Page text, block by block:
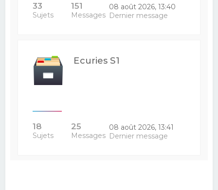
33
Sujets
151
Messages
08 août 2026, 13:40
Dernier message
Ecuries S1
18
Sujets
25
Messages
08 août 2026, 13:41
Dernier message